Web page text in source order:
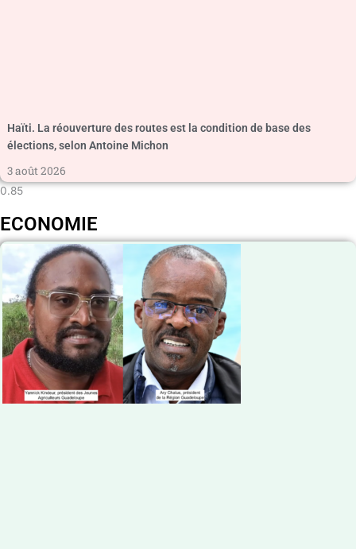
Haïti. La réouverture des routes est la condition de base des
élections, selon Antoine Michon
3 août 2026
ECONOMIE